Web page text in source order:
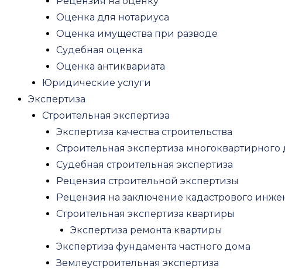
Оценка для нотариуса
Оценка имущества при разводе
Судебная оценка
Оценка антиквариата
Юридические услуги
Экспертиза
Строительная экспертиза
Экспертиза качества строительства
Строительная экспертиза многоквартирного
Судебная строительная экспертиза
Рецензия строительной экспертизы
Рецензия на заключение кадастрового
Строительная экспертиза квартиры
Экспертиза ремонта квартиры
Экспертиза фундамента частного дома
Землеустроительная экспертиза
Психиатрическая экспертиза обвиняемого
Психиатрическая экспертиза потерпевшего
Психиатрическая экспертиза для работы
Психиатрическая экспертиза
Автотехническая экспертиза
Экономическая экспертиза
Криминалистическая экспертиза
Почерковедческая экспертиза
Экспертиза давности документа
Экспертиза печати и штампа
Техническая экспертиза документов
Рецензия на судебную экспертизу
Рецензия на судебно-психиатрическую
Рецензия на медицинскую судебную
Рецензия на почерковедческую экспертизу
Правовая экспертиза договора